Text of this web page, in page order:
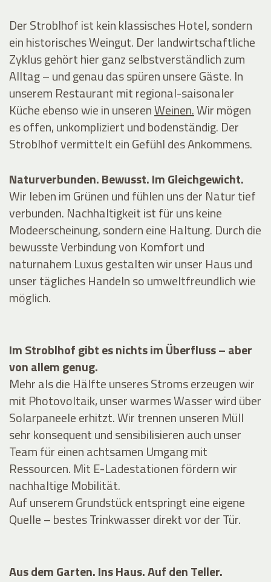
Der Stroblhof ist kein klassisches Hotel, sondern
ein historisches Weingut. Der landwirtschaftliche
Zyklus gehört hier ganz selbstverständlich zum
Alltag – und genau das spüren unsere Gäste. In
unserem Restaurantmit regional-saisonaler
Küche ebenso wie in unserenWeinen.Wir mögen
es offen, unkompliziert und bodenständig. Der
Stroblhof vermittelt ein Gefühl des Ankommens.
Naturverbunden. Bewusst. Im Gleichgewicht.
Wir leben im Grünen und fühlen uns der Natur tief
verbunden. Nachhaltigkeit ist für uns keine
Modeerscheinung, sondern eine Haltung. Durch die
bewusste Verbindung von Komfort und
naturnahem Luxus gestalten wir unser Haus und
unser tägliches Handeln so umweltfreundlich wie
möglich.
Im Stroblhof gibt es nichts im Überfluss – aber
von allem genug.
Mehr als die Hälfte unseres Stroms erzeugen wir
mit Photovoltaik, unser warmes Wasser wird über
Solarpaneele erhitzt. Wir trennen unseren Müll
sehr konsequent und sensibilisieren auch unser
Team für einen achtsamen Umgang mit
Ressourcen. Mit E-Ladestationen fördern wir
nachhaltige Mobilität.
Auf unserem Grundstück entspringt eine eigene
Quelle – bestes Trinkwasser direkt vor der Tür.
Aus dem Garten. Ins Haus. Auf den Teller.